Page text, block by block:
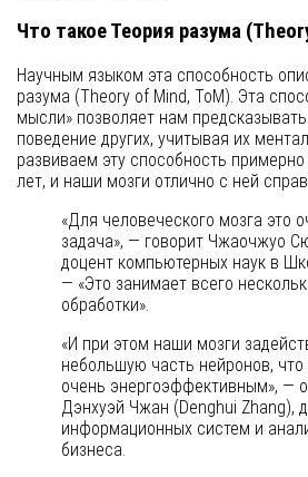
Что такое Теория разума
Научным языком эта способность
разума (Theory of Mind, ToM). Эта
мысли» позволяет нам
поведение других, учитывая их
развиваем эту способность
лет, и наши мозги отлично с ней
«Для человеческого мозга это
задача», — говорит Чжаочжуо
доцент компьютерных наук в
— «Это занимает всего
обработки».
«И при этом наши мозги
небольшую часть нейронов, что
очень энергоэффективным», —
Дэнхуэй Чжан (Denghui Zhang),
информационных систем и
бизнеса.